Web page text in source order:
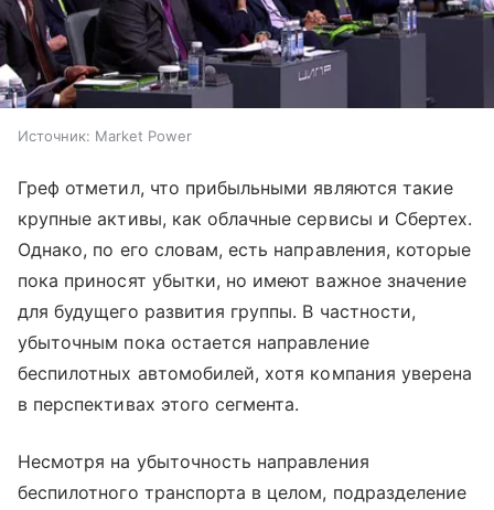
Источник: Market Power
Греф отметил, что прибыльными являются такие
крупные активы, как облачные сервисы и Сбертех.
Однако, по его словам, есть направления, которые
пока приносят убытки, но имеют важное значение
для будущего развития группы. В частности,
убыточным пока остается направление
беспилотных автомобилей, хотя компания уверена
в перспективах этого сегмента.
Несмотря на убыточность направления
беспилотного транспорта в целом, подразделение